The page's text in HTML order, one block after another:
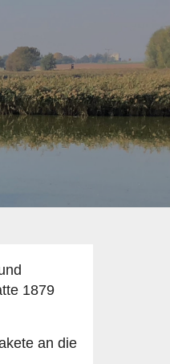
1879
an die